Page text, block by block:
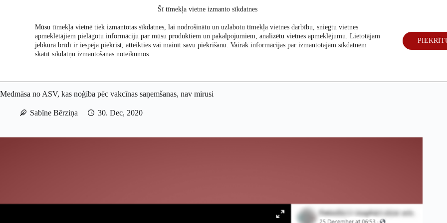
Pētījumi Re:Check Par mums Vēlēšanas 2026
Medmāsa no ASV, kas noģība pēc vakcīnas saņemšanas, nav mirusi
Sabīne Bērziņa 30. Dec, 2020
Šī tīmekļa vietne izmanto sīkdatnes
Mūsu tīmekļa vietnē tiek izmantotas sīkdatnes, lai nodrošinātu un uzlabotu tīmekļa vietnes darbību, sniegtu vietnes
apmeklētājiem pielāgotu informāciju par mūsu produktiem un pakalpojumiem, analizētu vietnes apmeklējumu. Lietotājam
jebkurā brīdī ir iespēja piekrist, atteikties vai mainīt savu piekrišanu. Vairāk informācijas par izmantotajām sīkdatnēm
skatīt sīkdatņu izmantošanas noteikumos.